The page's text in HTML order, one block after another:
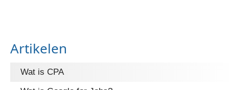
Artikelen
Wat is CPA